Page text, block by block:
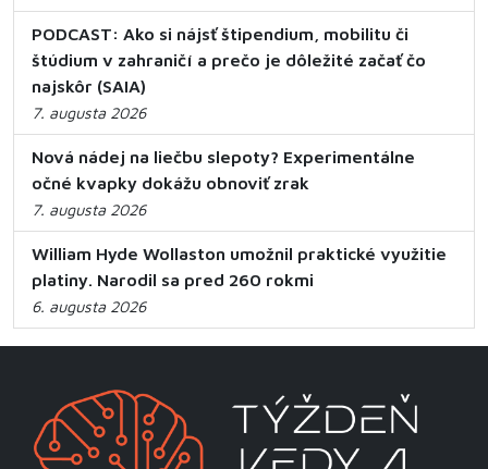
PODCAST: Ako si nájsť štipendium, mobilitu či
štúdium v zahraničí a prečo je dôležité začať čo
najskôr (SAIA)
7. augusta 2026
Nová nádej na liečbu slepoty? Experimentálne
očné kvapky dokážu obnoviť zrak
7. augusta 2026
William Hyde Wollaston umožnil praktické využitie
platiny. Narodil sa pred 260 rokmi
6. augusta 2026